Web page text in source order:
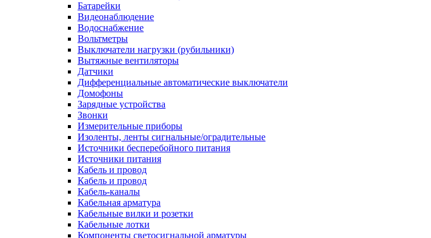
Батарейки
Видеонаблюдение
Водоснабжение
Вольтметры
Выключатели нагрузки (рубильники)
Вытяжные вентиляторы
Датчики
Дифференциальные автоматические выключатели
Домофоны
Зарядные устройства
Звонки
Измерительные приборы
Изоленты, ленты сигнальные/оградительные
Источники бесперебойного питания
Источники питания
Кабель и провод
Кабель и провод
Кабель-каналы
Кабельная арматура
Кабельные вилки и розетки
Кабельные лотки
Компоненты светосигнальной арматуры